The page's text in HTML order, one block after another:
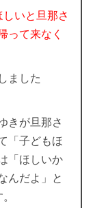
いと旦那さ
って来なく
ました
きが旦那さ
「子どもほ
「ほしいか
んだよ」と